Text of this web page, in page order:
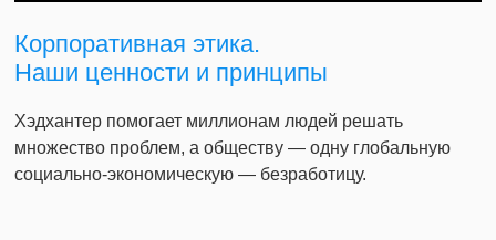
Корпоративная этика.
Наши ценности и принципы
Хэдхантер помогает миллионам людей решать
множество проблем, а обществу — одну глобальную
социально-экономическую — безработицу.